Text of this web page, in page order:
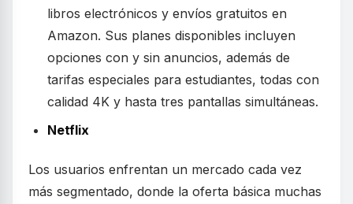
libros electrónicos y envíos gratuitos en
Amazon. Sus planes disponibles incluyen
opciones con y sin anuncios, además de
tarifas especiales para estudiantes, todas con
calidad 4K y hasta tres pantallas simultáneas.
Netflix
Los usuarios enfrentan un mercado cada vez
más segmentado, donde la oferta básica muchas